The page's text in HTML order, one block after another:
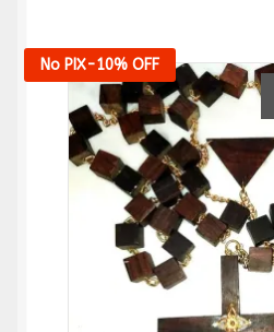
No PIX-10% OFF